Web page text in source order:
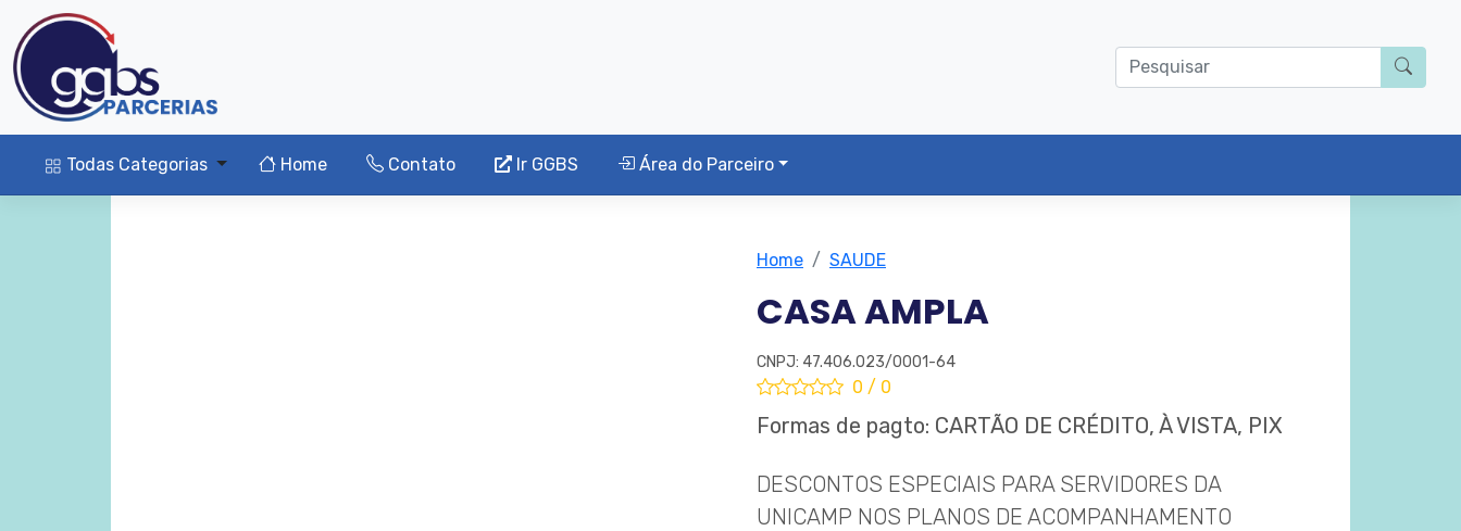
Todas Categorias Home Contato Ir GGBS Área do Parceiro
Home SAUDE
CASA AMPLA
CNPJ: 47.406.023/0001-64
0 / 0
Formas de pagto: CARTÃO DE CRÉDITO, À VISTA, PIX
DESCONTOS ESPECIAIS PARA SERVIDORES DA
UNICAMP NOS PLANOS DE ACOMPANHAMENTO